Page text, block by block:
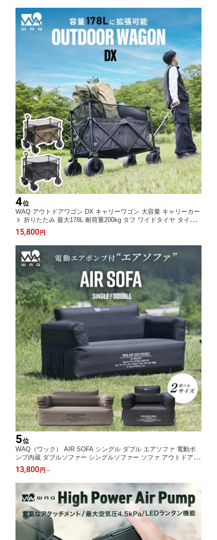
4位
WAQ アウトドアワゴン DX キャリーワゴン 大容量 キャリーカー
ト 折りたたみ 最大178L 耐荷重200kg タフ ワイドタイヤ タイヤ
取り外し可能 軽量 コンパクト アウトドアキャリー アウトドア キ
ャンプ
15,800 円
5位
WAQ（ワック） AIR SOFA シングル ダブル エアソファ 電動ポ
ンプ内蔵 ダブルソファー シングルソファー ソファ アウトドア キ
ャンプ ソファー 耐荷重300kg 簡易ベッド 収納袋付き 1人 2人 3人
【送料無料/1年保証】
13,800 円 ～